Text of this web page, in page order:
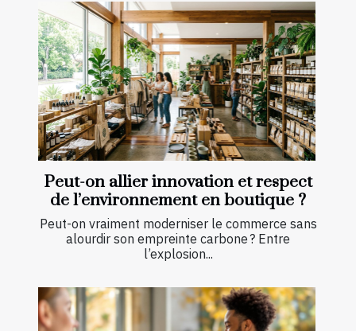
Peut-on allier innovation et respect
de l’environnement en boutique ?
Peut-on vraiment moderniser le commerce sans
alourdir son empreinte carbone ? Entre
l’explosion...